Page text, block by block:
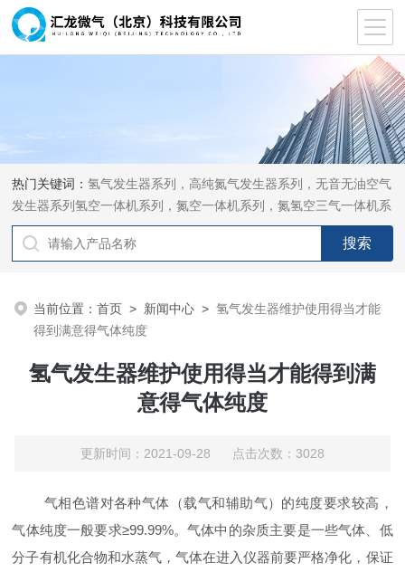
热门关键词：氢气发生器系列，高纯氮气发生器系列，无音无油空气
发生器系列氢空一体机系列，氮空一体机系列，氮氢空三气一体机系
列，气体净化器系列，代理日本DKK-TOA水质分析，水质检测仪
器，代理南韩SitekPH/离子计，DO计，电导计，多功能计，PH/DO/
当前位置：首页 > 新闻中心 >氢气发生器维护使用得当才能
得到满意得气体纯度
氢气发生器维护使用得当才能得到满
意得气体纯度
更新时间：2021-09-28 点击次数：3028
气相色谱对各种气体（载气和辅助气）的纯度要求较高，
气体纯度一般要求≥99.99%。气体中的杂质主要是一些气体、低
分子有机化合物和水蒸气，气体在进入仪器前要严格净化，保证